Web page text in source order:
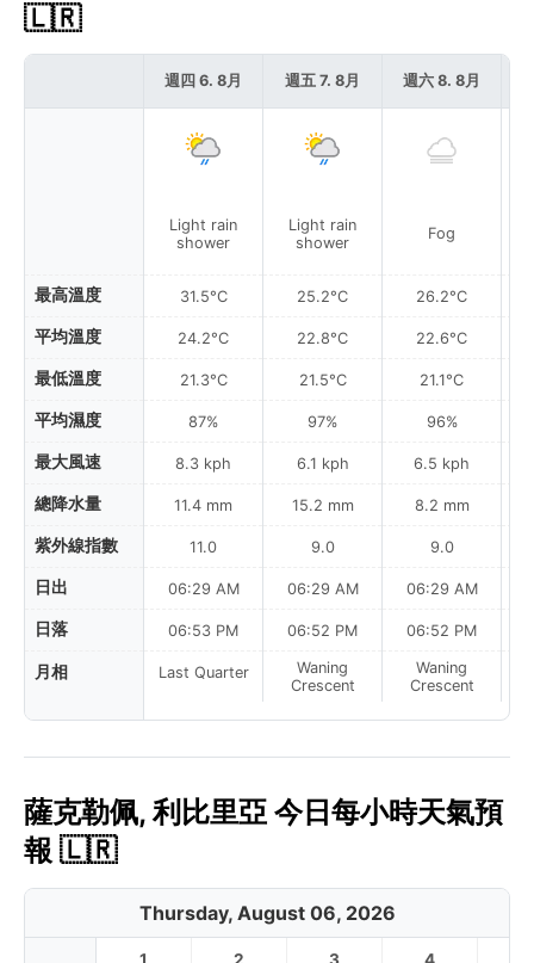
🇱🇷
最高溫度
平均溫度
最低溫度
平均濕度
最大風速
總降水量
紫外線指數
日出
日落
月相
週四 6. 8月
Light rain
shower
31.5°C
24.2°C
21.3°C
87%
8.3 kph
11.4 mm
11.0
06:29 AM
06:53 PM
Last Quarter
週五 7. 8月
Light rain
shower
25.2°C
22.8°C
21.5°C
97%
6.1 kph
15.2 mm
9.0
06:29 AM
06:52 PM
Waning
Crescent
週六 8. 8月
Fog
26.2°C
22.6°C
21.1°C
96%
6.5 kph
8.2 mm
9.0
06:29 AM
06:52 PM
Waning
Crescent
薩克勒佩, 利比里亞 今日每小時天氣預
報 🇱🇷
Thursday, August 06, 2026